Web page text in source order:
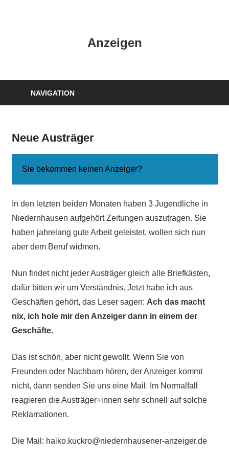
Anzeigen
NAVIGATION
Neue Austräger
Sie bekommen keinen Anzeiger?
In den letzten beiden Monaten haben 3 Jugendliche in
Niedernhausen aufgehört Zeitungen auszutragen. Sie
haben jahrelang gute Arbeit geleistet, wollen sich nun
aber dem Beruf widmen.
Nun findet nicht jeder Austräger gleich alle Briefkästen,
dafür bitten wir um Verständnis. Jetzt habe ich aus
Geschäften gehört, das Leser sagen: Ach das macht
nix, ich hole mir den Anzeiger dann in einem der
Geschäfte.
Das ist schön, aber nicht gewollt. Wenn Sie von
Freunden oder Nachbarn hören, der Anzeiger kommt
nicht, dann senden Sie uns eine Mail. Im Normalfall
reagieren die Austräger+innen sehr schnell auf solche
Reklamationen.
Die Mail: haiko.kuckro@niedernhausener-anzeiger.de